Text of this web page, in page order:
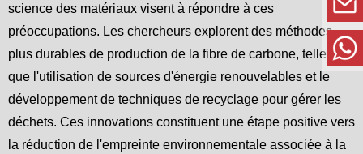
science des matériaux visent à répondre à ces
préoccupations. Les chercheurs explorent des méthodes
plus durables de production de la fibre de carbone, telles
que l'utilisation de sources d'énergie renouvelables et le
développement de techniques de recyclage pour gérer les
déchets. Ces innovations constituent une étape positive vers
la réduction de l'empreinte environnementale associée à la